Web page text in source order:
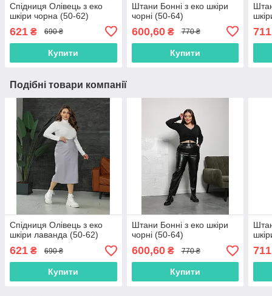
Спідниця Олівець з еко
шкіри чорна (50-62)
621 ₴ 690 ₴
Купити
Штани Бонні з еко шкіри
чорні (50-64)
600,60₴ 770 ₴
Купити
711
Подібні товари компанії
Спідниця Олівець з еко
шкіри лаванда (50-62)
621 ₴ 690 ₴
Купити
Штани Бонні з еко шкіри
чорні (50-64)
600,60₴ 770 ₴
Купити
711